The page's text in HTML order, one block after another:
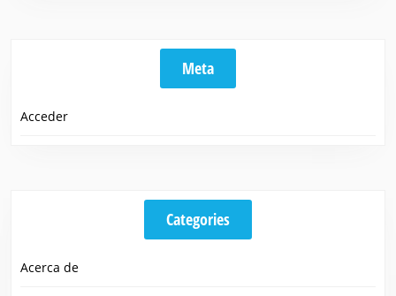
Meta
Acceder
Categories
Acerca de